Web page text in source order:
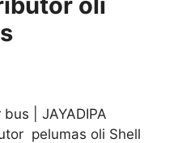
| JAYADIPA
pelumas oli Shell